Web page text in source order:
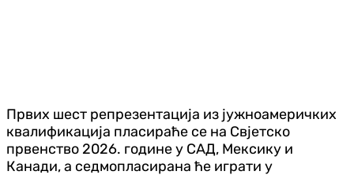
Првих шест репрезентација из јужноамеричких
квалификација пласираће се на Свјетско
првенство 2026. године у САД, Мексику и
Канади, а седмопласирана ће играти у